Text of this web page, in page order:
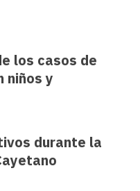
los casos de
niños y
durante la